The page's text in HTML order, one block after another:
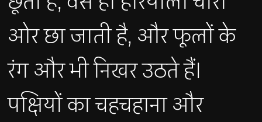
ओर छा जाती है, और फूलों के
रंग और भी निखर उठते हैं।
पक्षियों का चहचहाना और